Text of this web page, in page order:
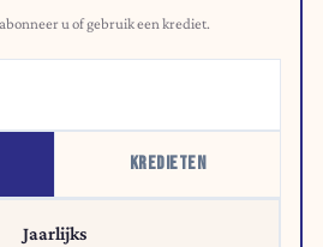
u of gebruik een krediet.
KREDIETEN
Jaarlijks